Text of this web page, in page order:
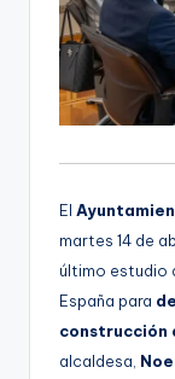
El
martes 14 de
último estudio
España para
construcción
alcaldesa,